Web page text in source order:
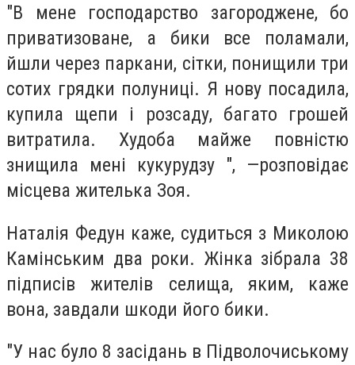
"В мене господарство загороджене, бо
приватизоване, а бики все поламали,
йшли через паркани, сітки, понищили три
сотих грядки полуниці. Я нову посадила,
купила щепи і розсаду, багато грошей
витратила. Худоба майже повністю
знищила мені кукурудзу ", —розповідає
місцева жителька Зоя.
Наталія Федун каже, судиться з Миколою
Камінським два роки. Жінка зібрала 38
підписів жителів селища, яким, каже
вона, завдали шкоди його бики.
"У нас було 8 засідань в Підволочиському